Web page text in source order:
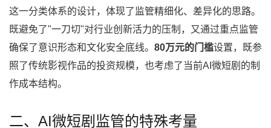
这一分类体系的设计，体现了监管精细化、差异化的思路。
既避免了"一刀切"对行业创新活力的压制，又通过重点监管
确保了意识形态和文化安全底线。 80万元的门槛设置，既参
照了传统影视作品的投资规模，也考虑了当前AI微短剧的制
作成本结构。
二、AI微短剧监管的特殊考量